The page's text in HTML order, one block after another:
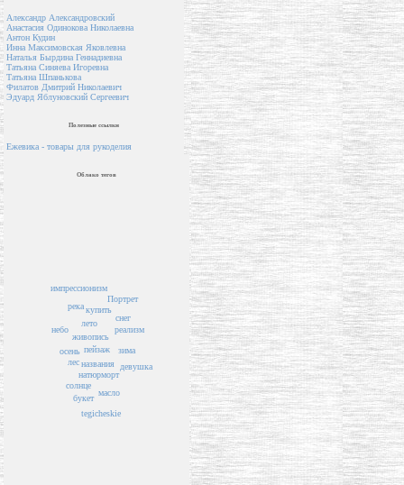
Александр Александровский
Анастасия Одинокова Николаевна
Антон Кудин
Инна Максимовская Яковлевна
Наталья Бырдина Геннадиевна
Татьяна Синяева Игоревна
Татьяна Шпанькова
Филатов Дмитрий Николаевич
Эдуард Яблуновский Сергеевич
Полезные ссылки
Ежевика - товары для рукоделия
Облако тегов
пейзаж
названия
живопись
лето
натюрморт
купить
солнце
лес
зима
осень
букет
масло
река
снег
tegicheskie
реализм
небо
импрессионизм
Портрет
девушка